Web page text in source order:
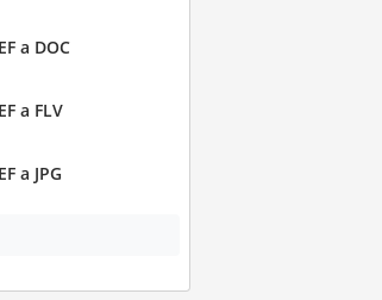
a DOC
a FLV
a JPG